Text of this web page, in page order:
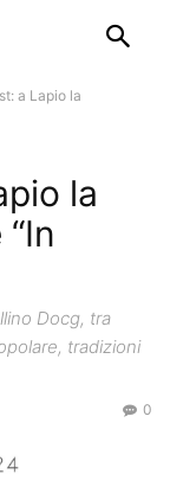
a Lapio la
la
Docg, tra
tradizioni
0